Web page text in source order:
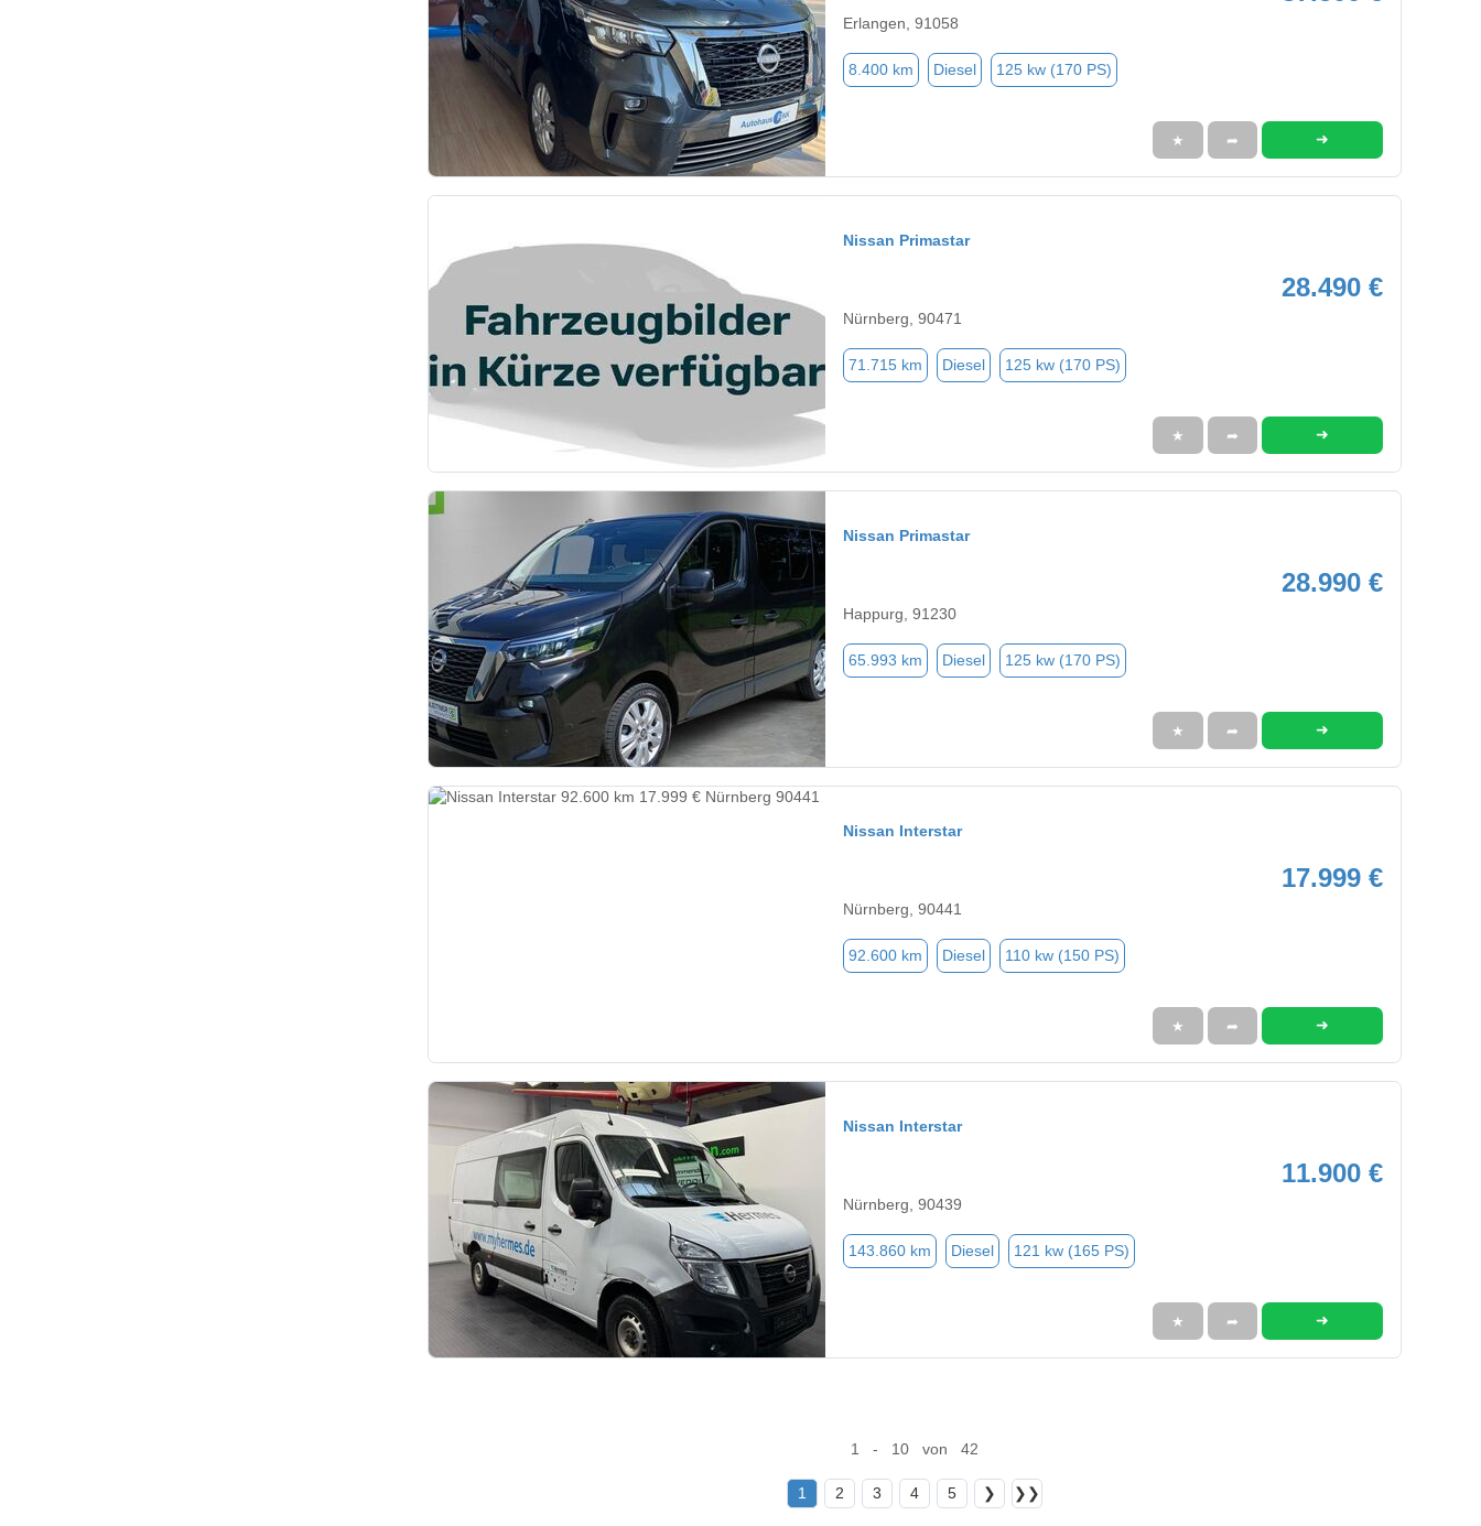
Erlangen, 91058
8.400 km Diesel 125 kw (170 PS)
★ ➦ ➜
Nissan Primastar
28.490 €
Nürnberg, 90471
71.715 km Diesel 125 kw (170 PS)
★ ➦ ➜
Nissan Primastar
28.990 €
Happurg, 91230
65.993 km Diesel 125 kw (170 PS)
★ ➦ ➜
Nissan Interstar
17.999 €
Nürnberg, 90441
92.600 km Diesel 110 kw (150 PS)
★ ➦ ➜
Nissan Interstar
11.900 €
Nürnberg, 90439
143.860 km Diesel 121 kw (165 PS)
★ ➦ ➜
1 - 10 von 42
1 2 3 4 5 ❯ ❯❯